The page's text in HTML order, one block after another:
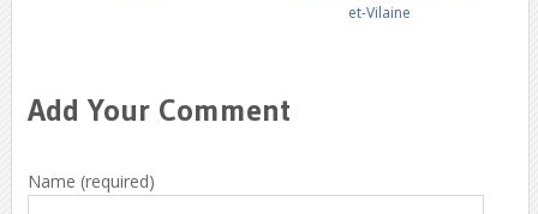
et-Vilaine
Add Your Comment
Name (required)